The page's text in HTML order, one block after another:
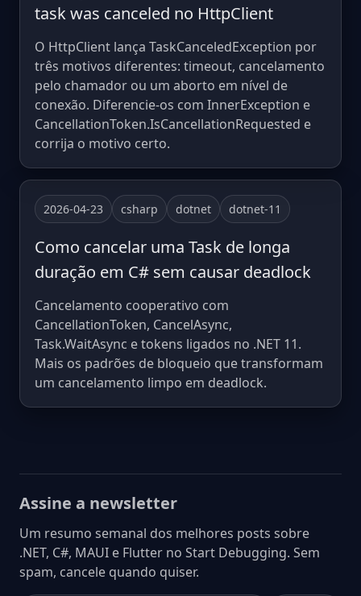
task was canceled no HttpClient
O HttpClient lança TaskCanceledException por
três motivos diferentes: timeout, cancelamento
pelo chamador ou um aborto em nível de
conexão. Diferencie-os com InnerException e
CancellationToken.IsCancellationRequested e
corrija o motivo certo.
2026-04-23 csharp dotnet dotnet-11
Como cancelar uma Task de longa
duração em C# sem causar deadlock
Cancelamento cooperativo com
CancellationToken, CancelAsync,
Task.WaitAsync e tokens ligados no .NET 11.
Mais os padrões de bloqueio que transformam
um cancelamento limpo em deadlock.
Assine a newsletter
Um resumo semanal dos melhores posts sobre
.NET, C#, MAUI e Flutter no Start Debugging. Sem
spam, cancele quando quiser.